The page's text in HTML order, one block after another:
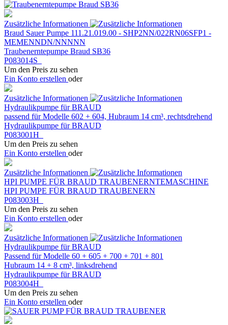
Zusätzliche Informationen
Braud Sauer Pumpe 111.21.019.00 - SHP2NN/022RN06SFP1 -
MEMENNDN/NNNNN
Traubenerntepumpe Braud SB36
P083014S
Um den Preis zu sehen
Ein Konto erstellen oder
Zusätzliche Informationen
Hydraulikpumpe für BRAUD
passend für Modelle 602 + 604, Hubraum 14 cm³, rechtsdrehend
Hydraulikpumpe für BRAUD
P083001H
Um den Preis zu sehen
Ein Konto erstellen oder
Zusätzliche Informationen
HPI PUMPE FÜR BRAUD TRAUBENERNTEMASCHINE
HPI PUMPE FÜR BRAUD TRAUBENERN
P083003H
Um den Preis zu sehen
Ein Konto erstellen oder
Zusätzliche Informationen
Hydraulikpumpe für BRAUD
Passend für Modelle 60 + 605 + 700 + 701 + 801
Hubraum 14 + 8 cm³, linksdrehend
Hydraulikpumpe für BRAUD
P083004H
Um den Preis zu sehen
Ein Konto erstellen oder